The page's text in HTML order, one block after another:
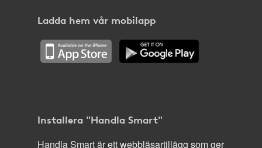
Ladda hem vår mobilapp
Installera "Handla Smart"
Handla Smart är ett webbläsartillägg som ger